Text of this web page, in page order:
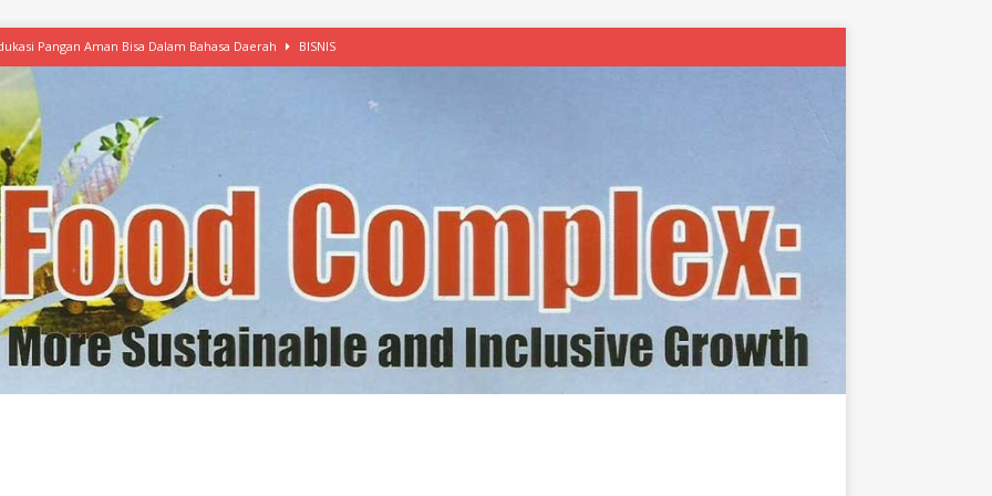
Pangan Aman Bisa Dalam Bahasa Daerah BISNIS
Mulai Ekspansi, IKEA dan MSC Dukung Seafood Berkelanjutan
Free Versi Healthy Choice, Tepung Talas Kimpul Pilihan Menu Sehat
Latih Olah Singkong, KKN Universitas Lampung Kenalkan Sosmocaf
Makanan dengan McCormick, Ciptakan Raksasa Rp1.100 Triliun